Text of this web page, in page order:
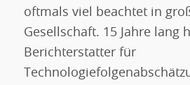
oftmals viel beachtet in
Gesellschaft. 15 Jahre lang
Berichterstatter für